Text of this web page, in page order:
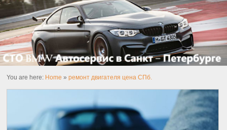
You are here: Home »ремонт двигателя цена СПб.